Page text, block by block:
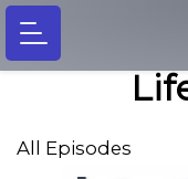
All Episodes